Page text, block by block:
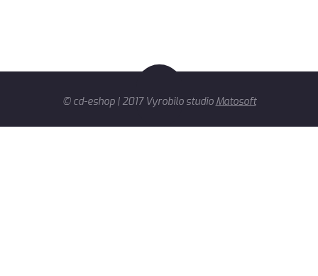
© cd-eshop | 2017 Vyrobilo studio Matosoft